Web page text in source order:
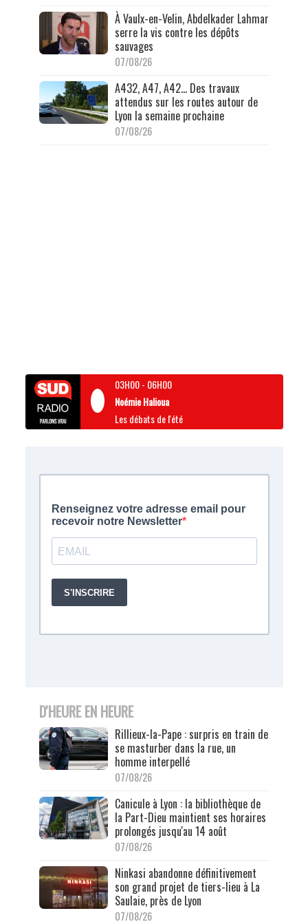
À Vaulx-en-Velin, Abdelkader Lahmar
serre la vis contre les dépôts
sauvages
07/08/26
A432, A47, A42… Des travaux
attendus sur les routes autour de
Lyon la semaine prochaine
07/08/26
03H00- 06H00
Noémie Halioua
Les débats de l'été
D'HEURE EN HEURE
Rillieux-la-Pape : surpris en train de
se masturber dans la rue, un
homme interpellé
07/08/26
Canicule à Lyon : la bibliothèque de
la Part-Dieu maintient ses horaires
prolongés jusqu'au 14 août
07/08/26
Ninkasi abandonne définitivement
son grand projet de tiers-lieu à La
Saulaie, près de Lyon
07/08/26